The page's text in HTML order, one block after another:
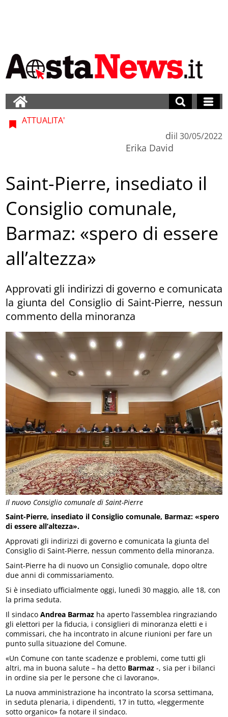
Il nuovo Consiglio comunale di Saint-Pierre
ATTUALITA'
di
Erika David
il 30/05/2022
Saint-Pierre, insediato il
Consiglio comunale,
Barmaz: «spero di essere
all’altezza»
Approvati gli indirizzi di governo e comunicata
la giunta del Consiglio di Saint-Pierre, nessun
commento della minoranza
Saint-Pierre, insediato il Consiglio comunale, Barmaz: «spero
di essere all’altezza».
Approvati gli indirizzi di governo e comunicata la giunta del
Consiglio di Saint-Pierre, nessun commento della minoranza.
Saint-Pierre ha di nuovo un Consiglio comunale, dopo oltre
due anni di commissariamento.
Si è insediato ufficialmente oggi, lunedì 30 maggio, alle 18, con
la prima seduta.
Il sindacoAndrea Barmaz ha aperto l’assemblea ringraziando
gli elettori per la fiducia, i consiglieri di minoranza eletti e i
commissari, che ha incontrato in alcune riunioni per fare un
punto sulla situazione del Comune.
«Un Comune con tante scadenze e problemi, come tutti gli
altri, ma in buona salute – ha detto Barmaz -, sia per i bilanci
in ordine sia per le persone che ci lavorano».
La nuova amministrazione ha incontrato la scorsa settimana,
in seduta plenaria, i dipendenti, 17 in tutto, «leggermente
sotto organico» fa notare il sindaco.